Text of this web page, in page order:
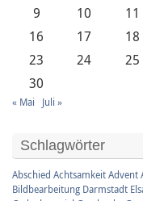
9
10 11
16
17 18
23 24 25
30
« Mai Juli »
Schlagwörter
Abschied AchtsamkeitAdvent
Bildbearbeitung Darmstadt